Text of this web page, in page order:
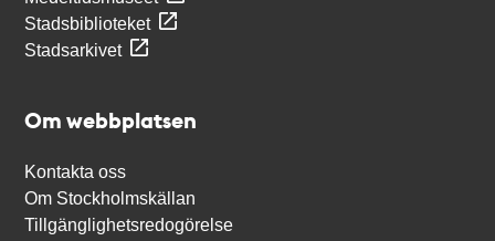
Stadsbiblioteket
Stadsarkivet
Om webbplatsen
Kontakta oss
Om Stockholmskällan
Tillgänglighetsredogörelse